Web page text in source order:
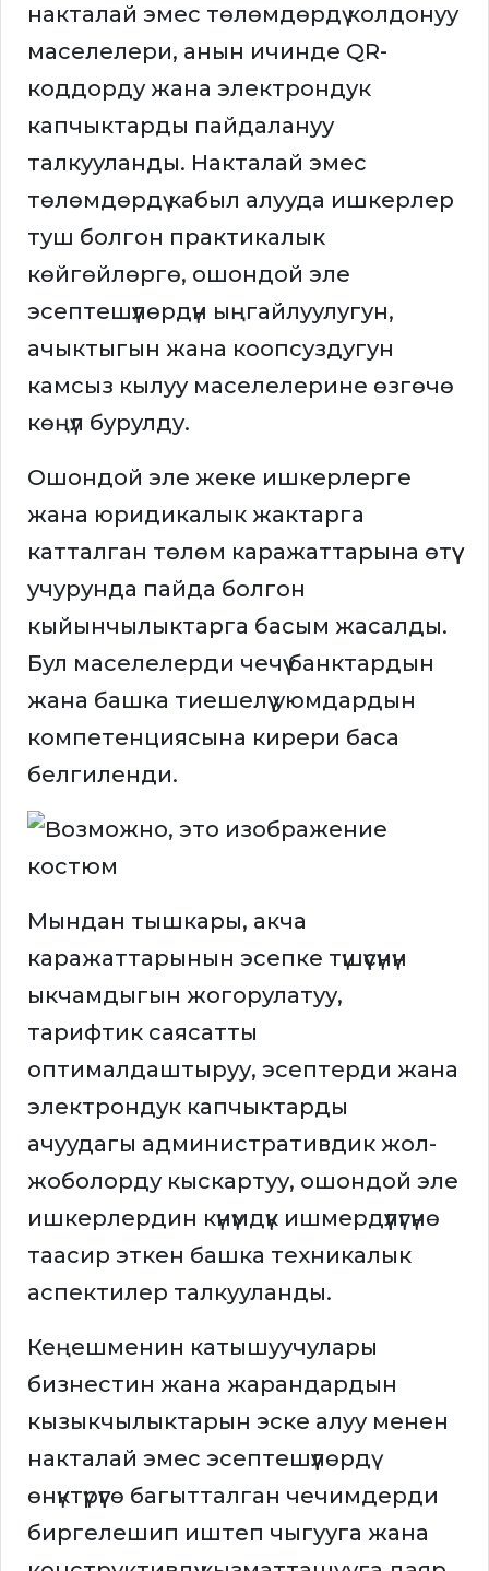
накталай эмес төлөмдөрдү колдонуу
маселелери, анын ичинде QR-
коддорду жана электрондук
капчыктарды пайдалануу
талкууланды. Накталай эмес
төлөмдөрдү кабыл алууда ишкерлер
туш болгон практикалык
көйгөйлөргө, ошондой эле
эсептешүүлөрдүн ыңгайлуулугун,
ачыктыгын жана коопсуздугун
камсыз кылуу маселелерине өзгөчө
көңүл бурулду.
Ошондой эле жеке ишкерлерге
жана юридикалык жактарга
катталган төлөм каражаттарына өтүү
учурунда пайда болгон
кыйынчылыктарга басым жасалды.
Бул маселелерди чечүү банктардын
жана башка тиешелүү уюмдардын
компетенциясына кирери баса
белгиленди.
Мындан тышкары, акча
каражаттарынын эсепке түшүүсүнүн
ыкчамдыгын жогорулатуу,
тарифтик саясатты
оптималдаштыруу, эсептерди жана
электрондук капчыктарды
ачуудагы административдик жол-
жоболорду кыскартуу, ошондой эле
ишкерлердин күнүмдүк ишмердүүлүгүнө
таасир эткен башка техникалык
аспектилер талкууланды.
Кеңешменин катышуучулары
бизнестин жана жарандардын
кызыкчылыктарын эске алуу менен
накталай эмес эсептешүүлөрдү
өнүктүрүүгө багытталган чечимдерди
биргелешип иштеп чыгууга жана